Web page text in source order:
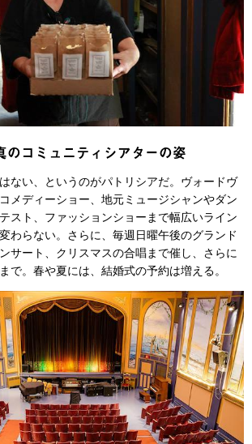
のコミュニティシアターの姿
ない、というのがパトリシアだ。ヴォードヴ
メディーショー、地元ミュージシャンやダン
スト、ファッションショーまで幅広いライン
わらない。さらに、毎週日曜午後のグランド
サート、クリスマスの合唱まで催し、さらに
で。春や夏には、結婚式の予約は増える。